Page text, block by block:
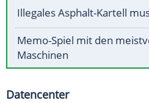
Illegales Asphalt-Kartell
Memo-Spiel mit den
Maschinen
Datencenter